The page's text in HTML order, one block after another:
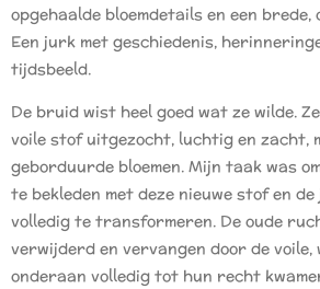
opgehaalde bloemdetails en een brede,
Een jurk met geschiedenis,
tijdsbeeld.
De bruid wist heel goed wat ze wilde.
voile stof uitgezocht, luchtig en zacht,
geborduurde bloemen. Mijn taak was
te bekleden met deze nieuwe stof en
volledig te transformeren. De oude
verwijderd en vervangen door de voile,
onderaan volledig tot hun recht